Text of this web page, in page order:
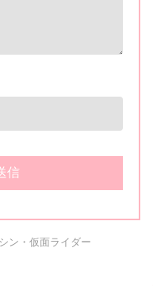
シン・仮面ライダー